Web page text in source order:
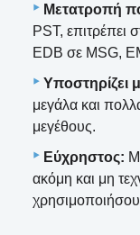
Μετατροπή
PST, επιτρέπει
EDB σε MSG,
Υποστηρίζει
μεγάλα και
μεγέθους.
Εύχρηστος:
ακόμη και μη